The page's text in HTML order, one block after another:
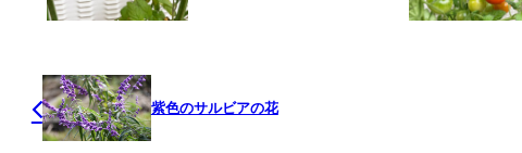
紫色のサルビアの花